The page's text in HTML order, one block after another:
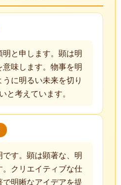
と申します。顕は明
味します。物事を明
に明るい未来を切り
と考えています。
す。顕は顕著な、明
クリエイティブな仕
明晰なアイデアを提